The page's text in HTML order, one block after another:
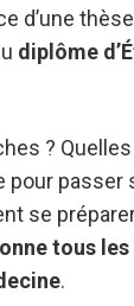
d’une
diplôme
?
passer
se
tous
.